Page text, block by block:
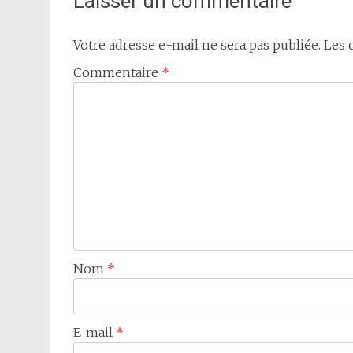
Votre adresse e-mail ne sera pas publiée. Les
Commentaire *
Nom *
E-mail *